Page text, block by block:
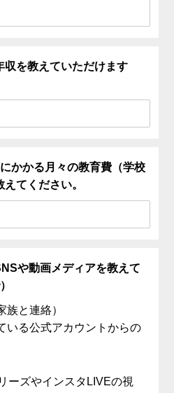
収を教えていただけます
かかる月々の教育費（学校
てください。
や動画メディアを教えて
族と連絡）
いる公式アカウントからの
ーズやインスタLIVEの視